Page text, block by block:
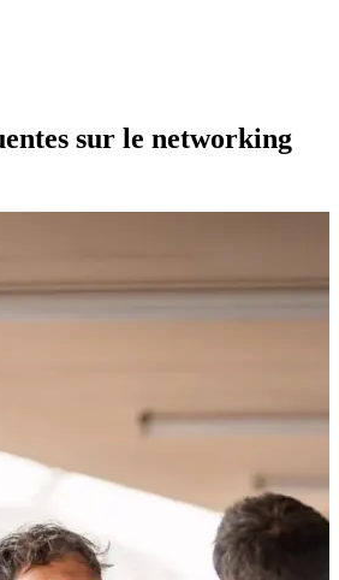
sur le networking